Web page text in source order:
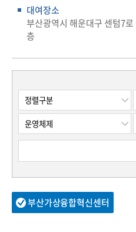
대여장소
부산광역시 해운대구 센텀7
층
부산가상융합혁신센터